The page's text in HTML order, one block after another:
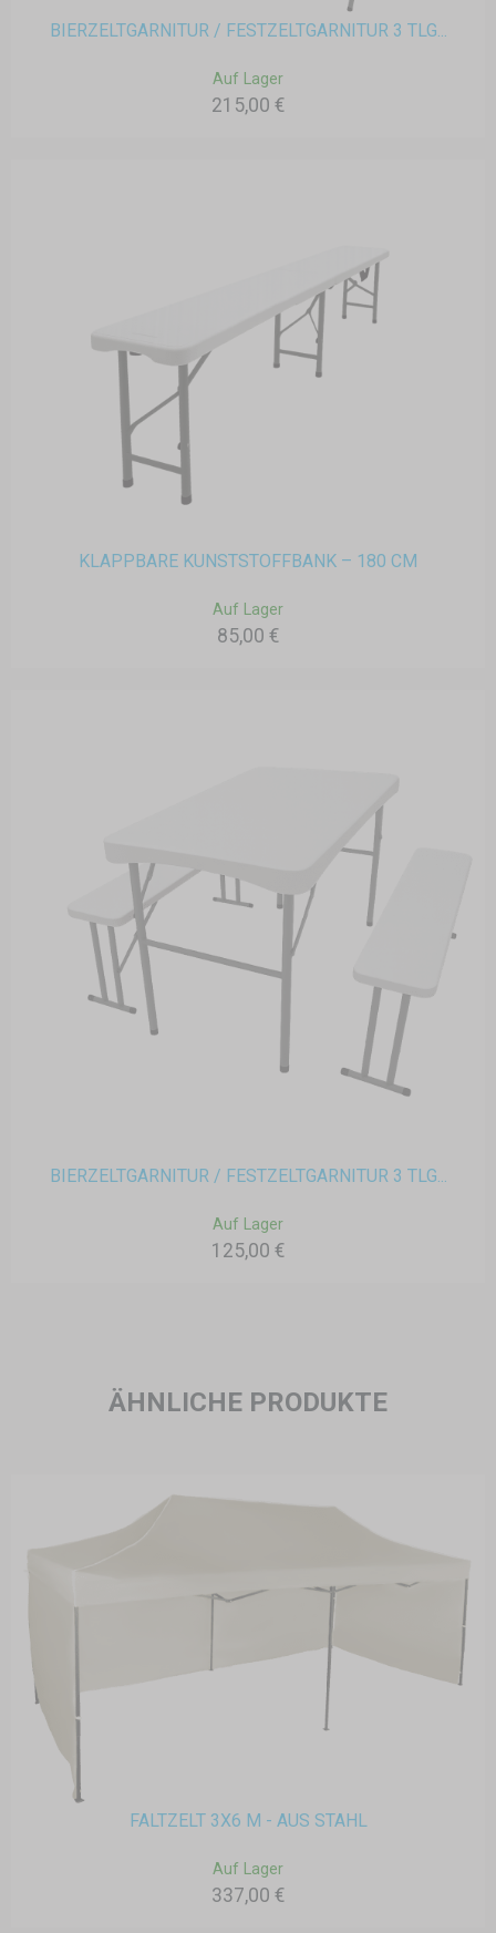
BIERZELTGARNITUR / FESTZELTGARNITUR 3 TLG...
Auf Lager
215,00 €
KLAPPBARE KUNSTSTOFFBANK – 180 CM
Auf Lager
85,00 €
BIERZELTGARNITUR / FESTZELTGARNITUR 3 TLG...
Auf Lager
125,00 €
ÄHNLICHE PRODUKTE
FALTZELT 3X6 M - AUS STAHL
Auf Lager
337,00 €